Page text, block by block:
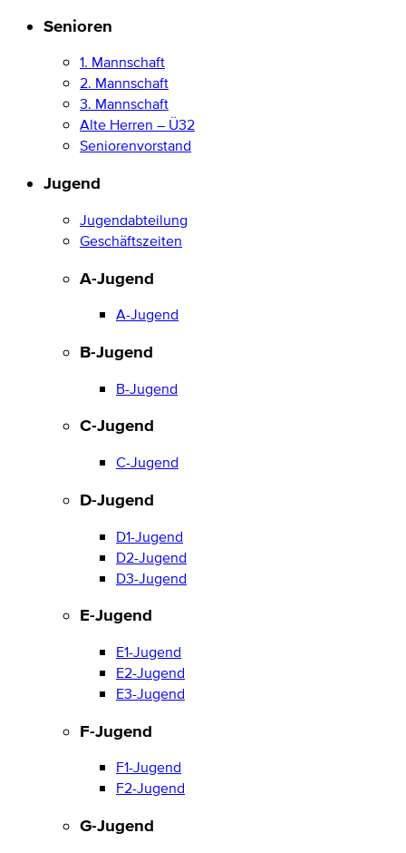
Senioren
1. Mannschaft
2. Mannschaft
3. Mannschaft
Alte Herren – Ü32
Seniorenvorstand
Jugend
Jugendabteilung
Geschäftszeiten
A-Jugend
A-Jugend
B-Jugend
B-Jugend
C-Jugend
C-Jugend
D-Jugend
D1-Jugend
D2-Jugend
D3-Jugend
E-Jugend
E1-Jugend
E2-Jugend
E3-Jugend
F-Jugend
F1-Jugend
F2-Jugend
G-Jugend